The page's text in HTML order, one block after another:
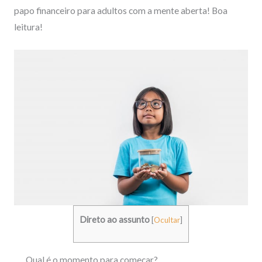
papo financeiro para adultos com a mente aberta! Boa
leitura!
Direto ao assunto [Ocultar]
Qual é o momento para começar?